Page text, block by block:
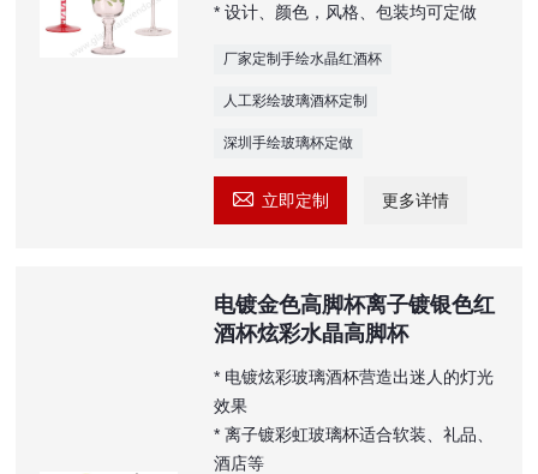
* 设计、颜色，风格、包装均可定做
厂家定制手绘水晶红酒杯
人工彩绘玻璃酒杯定制
深圳手绘玻璃杯定做
 立即定制 更多详情
电镀金色高脚杯离子镀银色红
酒杯炫彩水晶高脚杯
* 电镀炫彩玻璃酒杯营造出迷人的灯光
效果
* 离子镀彩虹玻璃杯适合软装、礼品、
酒店等